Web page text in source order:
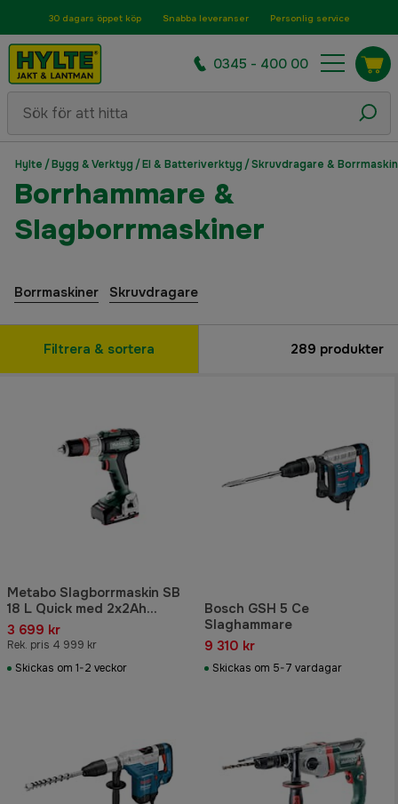
30 dagars öppet köp Snabba leveranser Personlig service
0345 - 400 00
Hylte /Bygg & Verktyg /El & Batteriverktyg /Skruvdragare &
Borrhammare &
Slagborrmaskiner
Borrmaskiner Skruvdragare
Filtrera & sortera 289 produkter
Metabo Slagborrmaskin SB
18 L Quick med 2x2Ah
batterier & laddare
3 699 kr
Rek. pris 4 999 kr
Skickas om 1-2 veckor
Bosch GSH 5 Ce
Slaghammare
9 310 kr
Skickas om 5-7 vardagar